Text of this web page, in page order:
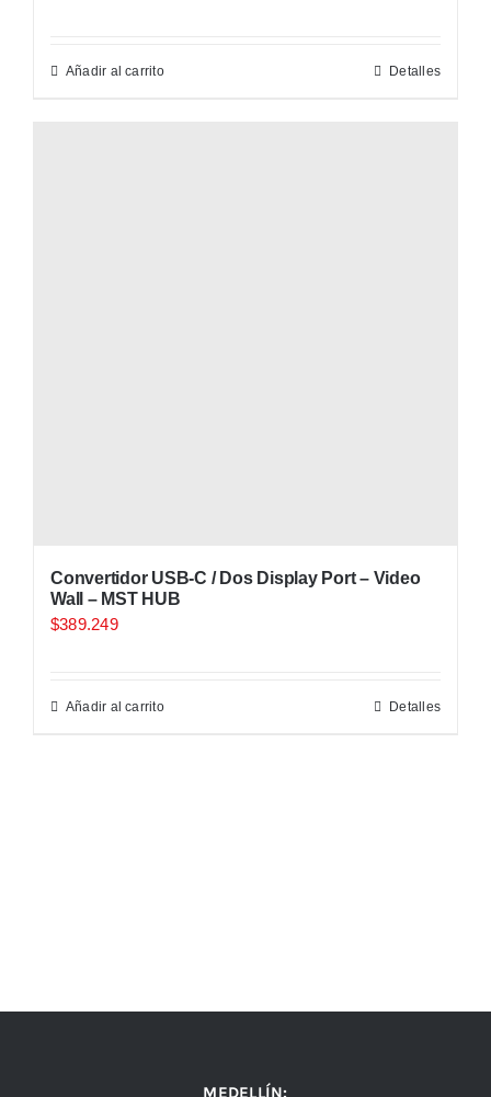
Añadir al carrito Detalles
Convertidor USB-C / Dos Display Port – Video
Wall – MST HUB
$389.249
Añadir al carrito Detalles
MEDELLÍN: